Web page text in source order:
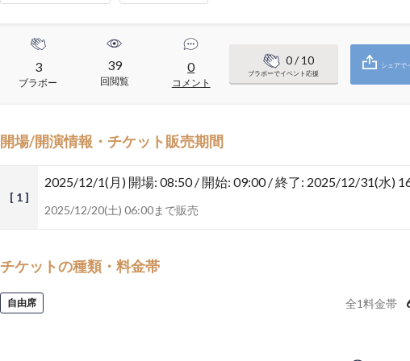
3
ブラボー
39
回閲覧
0
コメント
0/ 10
ブラボーでイベント応援
シェアで
開場/開演情報・チケット販売期間
[ 1 ]
2025/12/1(月) 開場: 08:50 / 開始: 09:00 / 終了: 2025/12/31(水)
2025/12/20(土) 06:00まで販売
チケットの種類・料金帯
自由席 全1料金帯